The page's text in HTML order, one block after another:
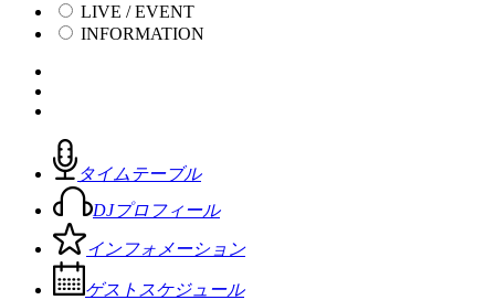
LIVE / EVENT
INFORMATION
タイムテーブル
DJプロフィール
インフォメーション
ゲストスケジュール